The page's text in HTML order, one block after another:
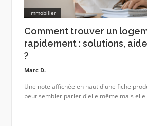
Immobilier
Comment trouver un
rapidement : solutions,
?
Marc D.
Une note affichée en haut d'une fiche
peut sembler parler d'elle même mais elle